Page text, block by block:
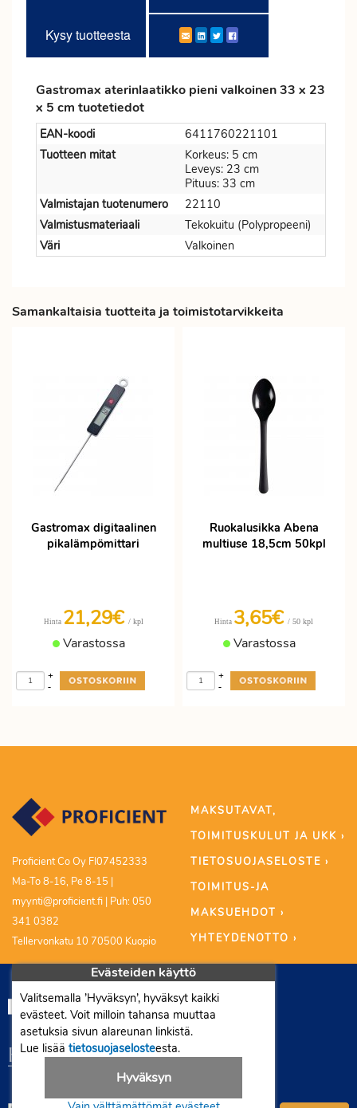
Kysy tuotteesta
Gastromax aterinlaatikko pieni valkoinen 33 x 23
x 5 cm tuotetiedot
EAN-koodi
6411760221101
Tuotteen mitat
Korkeus: 5 cm
Leveys: 23 cm
Pituus: 33 cm
Valmistajan tuotenumero
22110
Valmistusmateriaali
Tekokuitu (Polypropeeni)
Väri
Valkoinen
Samankaltaisia tuotteita ja toimistotarvikkeita
Gastromax digitaalinen
pikalämpömittari
Hinta 21,29€ / kpl
Varastossa
-
+
Ruokalusikka Abena
multiuse 18,5cm 50kpl
Hinta 3,65€ / 50 kpl
Varastossa
-
+
Proficient Co Oy FI07452333
Ma-To 8-16, Pe 8-15 |
myynti@proficient.fi | Puh: 050
341 0382
Tellervonkatu 10 70500 Kuopio
MAKSUTAVAT,
TOIMITUSKULUT JA UKK ›
TIETOSUOJASELOSTE ›
TOIMITUS-JA
MAKSUEHDOT ›
YHTEYDENOTTO ›
Evästeiden käyttö
Valitsemalla ’Hyväksyn’, hyväksyt kaikki
evästeet. Voit milloin tahansa muuttaa
asetuksia sivun alareunan linkistä.
Lue lisää tietosuojaselosteesta.
Hyväksyn